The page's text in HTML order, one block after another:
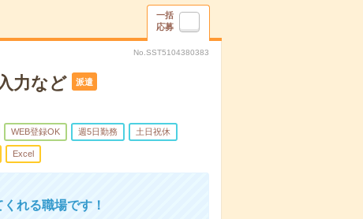
一括
応募
No.SST5104380383
力など 派遣
WEB登録OK 週5日勤務 土日祝休
Excel
れる職場です！